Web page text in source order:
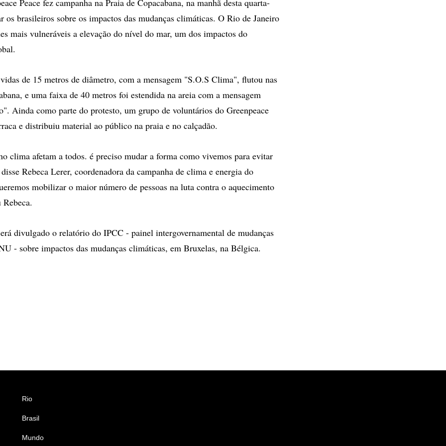
Peace fez campanha na Praia de Copacabana, na manhã desta quarta-
os brasileiros sobre os impactos das mudanças climáticas. O Rio de Janeiro
mais vulneráveis a elevação do nível do mar, um dos impactos do
de 15 metros de diâmetro, com a mensagem "S.O.S Clima", flutou nas
e uma faixa de 40 metros foi estendida na areia com a mensagem
Ainda como parte do protesto, um grupo de voluntários do Greenpeace
e distribuiu material ao público na praia e no calçadão.
clima afetam a todos. é preciso mudar a forma como vivemos para evitar
Rebeca Lerer, coordenadora da campanha de clima e energia do
mobilizar o maior número de pessoas na luta contra o aquecimento
divulgado o relatório do IPCC - painel intergovernamental de mudanças
- sobre impactos das mudanças climáticas, em Bruxelas, na Bélgica.
Rio
Brasil
Mundo